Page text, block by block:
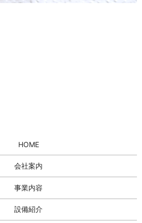
HOME
会社案内
事業内容
設備紹介